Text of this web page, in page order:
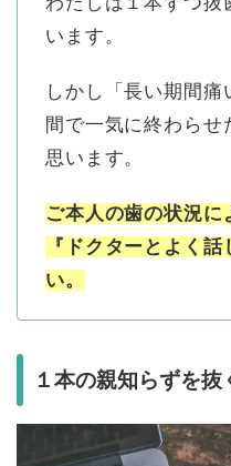
います。
しかし「長い期間
間で一気に終わらせ
思います。
ご本人の歯の状況に
『ドクターとよく
い。
１本の親知らずを